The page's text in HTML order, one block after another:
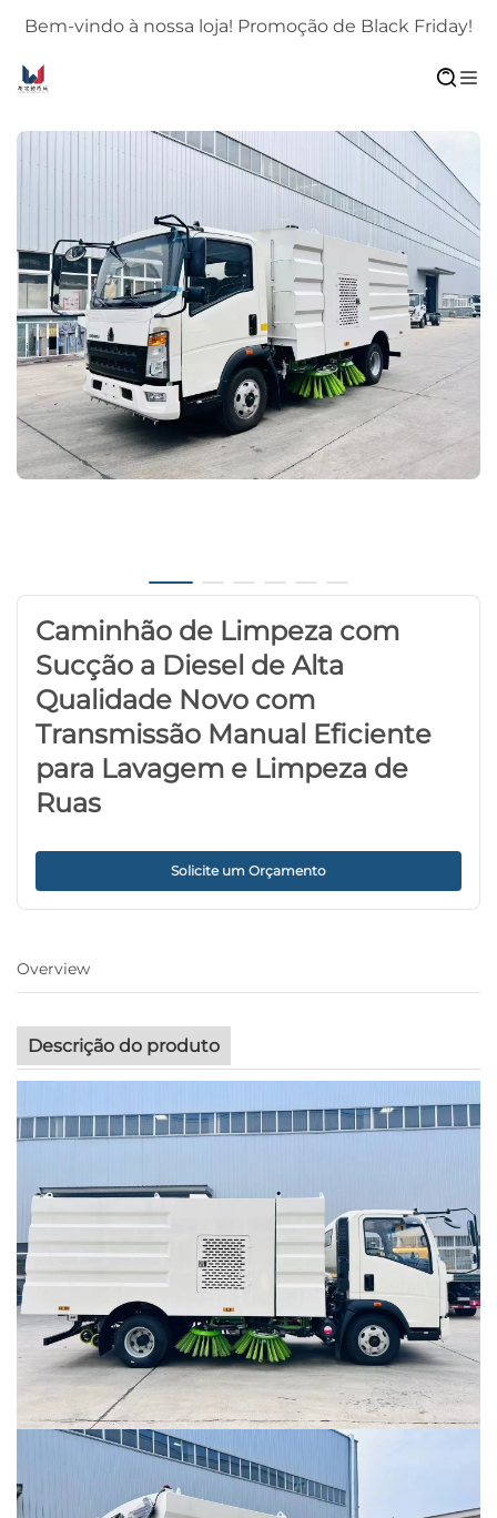
Bem-vindo à nossa loja! Promoção de Black Friday!
Caminhão de Limpeza com
Sucção a Diesel de Alta
Qualidade Novo com
Transmissão Manual Eficiente
para Lavagem e Limpeza de
Ruas
Solicite um Orçamento
Overview
Descrição do produto